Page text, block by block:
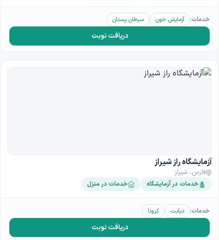
خدمات: آزمایش خون سرطان پستان
دریافت نوبت
آزمایشگاه راز شیراز
فارس، شیراز
خدمات در آزمایشگاه خدمات در منزل
خدمات: دیابت کرونا
دریافت نوبت